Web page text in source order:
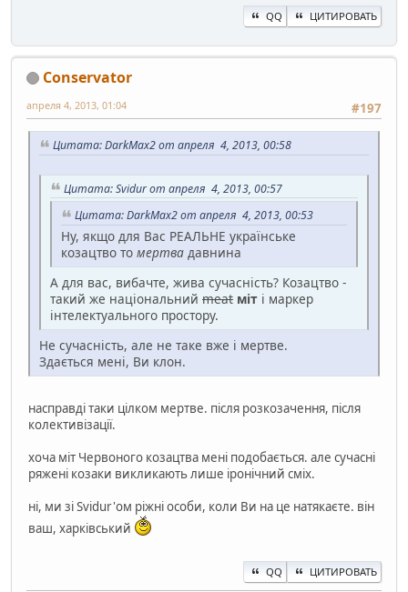
QQ ЦИТИРОВАТЬ
Conservator
#197
апреля 4, 2013, 01:04
Цитата: DarkMax2 от апреля 4, 2013, 00:58
Цитата: Svidur от апреля 4, 2013, 00:57
Цитата: DarkMax2 от апреля 4, 2013, 00:53
Ну, якщо для Вас РЕАЛЬНЕ українське
козацтво то мертва давнина
А для вас, вибачте, жива сучасність? Козацтво -
такий же національний meat міт і маркер
інтелектуального простору.
Не сучасність, але не таке вже і мертве.
Здається мені, Ви клон.
насправді таки цілком мертве. після розкозачення, після
колективізації.
хоча міт Червоного козацтва мені подобається. але сучасні
ряжені козаки викликають лише іронічний сміх.
ні, ми зі Svidur'ом ріжні особи, коли Ви на це натякаєте. він
ваш, харківський
QQ ЦИТИРОВАТЬ